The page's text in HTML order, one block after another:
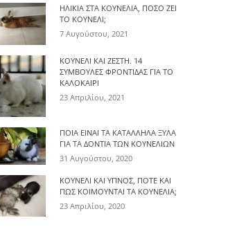
ΗΛΙΚΊΑ ΣΤΑ ΚΟΥΝΈΛΙΑ, ΠΌΣΟ ΖΕΙ
ΤΟ ΚΟΥΝΈΛΙ;
7 Αυγούστου, 2021
ΚΟΥΝΈΛΙ ΚΑΙ ΖΈΣΤΗ. 14
ΣΥΜΒΟΥΛΈΣ ΦΡΟΝΤΊΔΑΣ ΓΙΑ ΤΟ
ΚΑΛΟΚΑΊΡΙ
23 Απριλίου, 2021
ΠΟΙΑ ΕΊΝΑΙ ΤΑ ΚΑΤΆΛΛΗΛΑ ΞΎΛΑ
ΓΙΑ ΤΑ ΔΌΝΤΙΑ ΤΩΝ ΚΟΥΝΕΛΙΏΝ
31 Αυγούστου, 2020
ΚΟΥΝΈΛΙ ΚΑΙ ΎΠΝΟΣ, ΠΌΤΕ ΚΑΙ
ΠΩΣ ΚΟΙΜΟΎΝΤΑΙ ΤΑ ΚΟΥΝΈΛΙΑ;
23 Απριλίου, 2020